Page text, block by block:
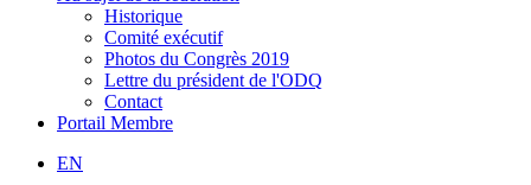
Historique
Comité exécutif
Photos du Congrès 2019
Lettre du président de l'ODQ
Contact
Portail Membre
EN